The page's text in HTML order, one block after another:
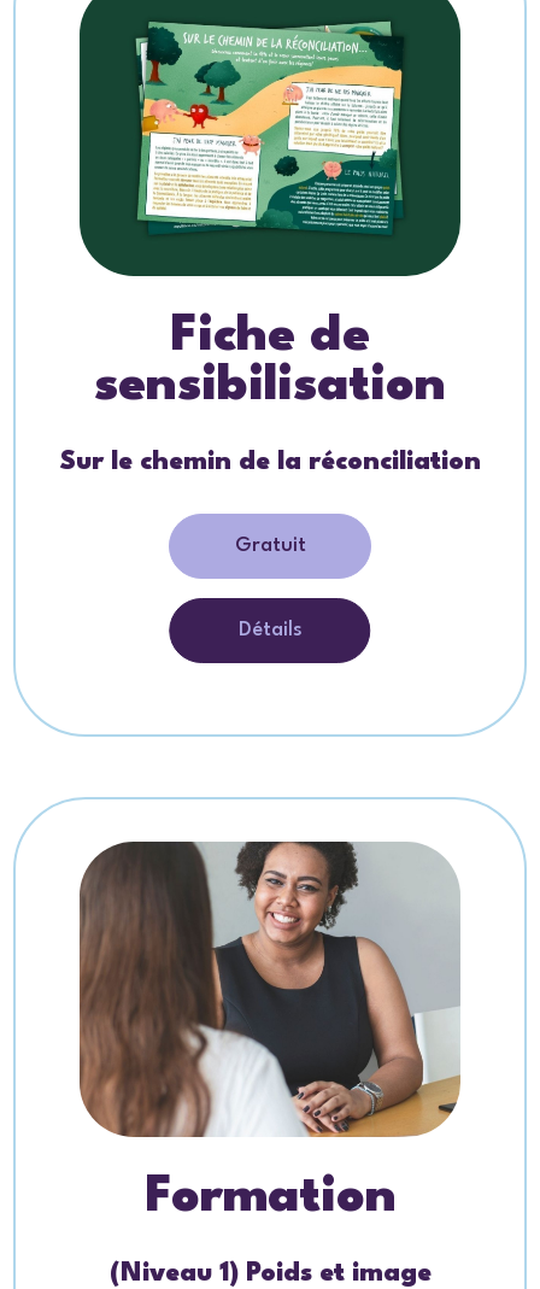
Fiche de
sensibilisation
Sur le chemin de la réconciliation
Gratuit
Détails
Formation
(Niveau 1) Poids et image